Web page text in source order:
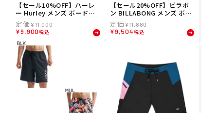
【セール10%OFF】ハーレ
ー Hurley メンズ ボードシ
ョーツ トランクス PHANTO
M エコ セッションズ キー
ス・ヘリング 16" MBS1187
6
¥11,000
¥9,900税込
【セール20%OFF】ビラボ
ン BILLABONG メンズ ボー
ドショーツ トランクス 【A.I
RONS】A.I. RISING SUN PR
O BG011522 26SP
¥11,880
¥9,504税込